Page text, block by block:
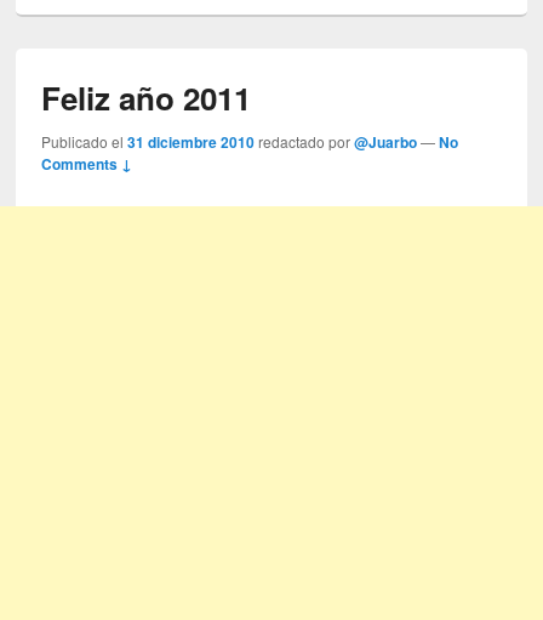
Feliz año 2011
Publicado el31 diciembre 2010 redactado por@Juarbo —No
Comments ↓